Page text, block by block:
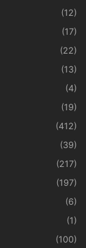
(12)
(17)
(22)
(13)
(4)
(19)
(412)
(39)
(217)
(197)
(6)
(1)
(100)